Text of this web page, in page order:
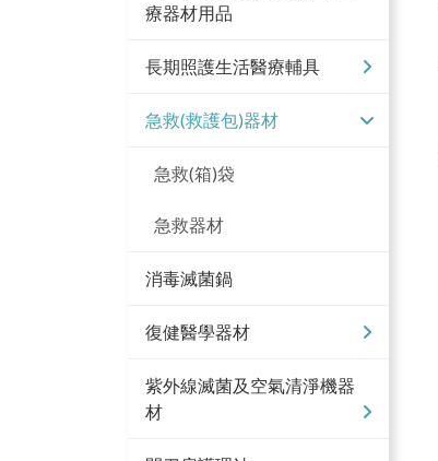
療器材用品
長期照護生活醫療輔具
急救(救護包)器材
急救(箱)袋
急救器材
消毒滅菌鍋
復健醫學器材
紫外線滅菌及空氣清淨機器
材